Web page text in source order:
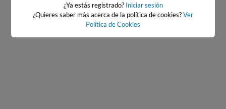
¿Ya estás registrado? Iniciar sesión
¿Quieres saber más acerca de la política de cookies?Ver
Política de Cookies